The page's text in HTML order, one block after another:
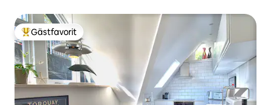
Populär gästfavorit
Gästfavorit